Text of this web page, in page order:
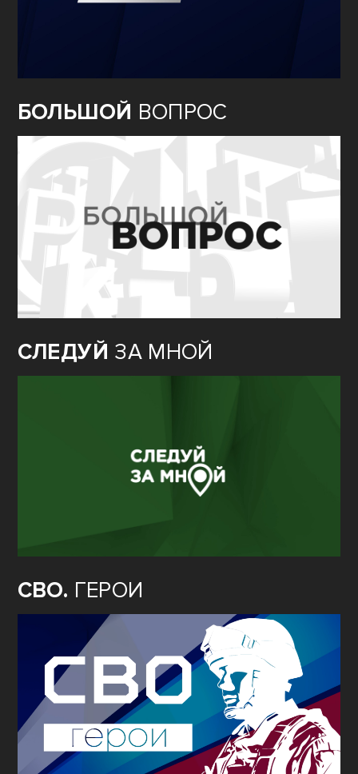
БОЛЬШОЙ ВОПРОС
СЛЕДУЙ ЗА МНОЙ
СВО. ГЕРОИ